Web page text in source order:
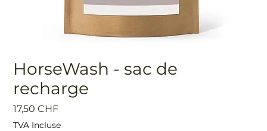
HorseWash - sac de
recharge
17,50 CHFPrix
TVA Incluse